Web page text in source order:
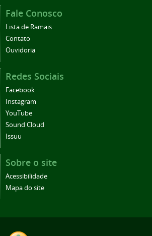
Fale Conosco
Lista de Ramais
Contato
Ouvidoria
Redes Sociais
Facebook
Instagram
YouTube
Sound Cloud
Issuu
Sobre o site
Acessibilidade
Mapa do site